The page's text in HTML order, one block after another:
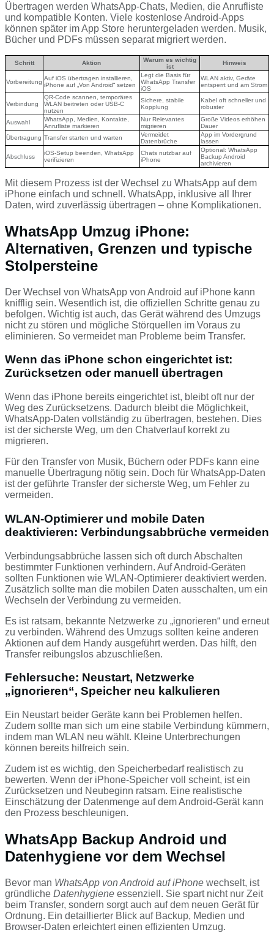
Übertragen werden WhatsApp-Chats, Medien, die Anrufliste
und kompatible Konten. Viele kostenlose Android-Apps
können später im App Store heruntergeladen werden. Musik,
Bücher und PDFs müssen separat migriert werden.
Schritt Aktion
Warum es wichtig
ist
Hinweis
Vorbereitung
Auf iOS übertragen installieren,
iPhone auf „Von Android“ setzen
Legt die Basis für
WhatsApp Transfer
iOS
WLAN aktiv, Geräte
entsperrt und am Strom
Verbindung
QR-Code scannen, temporäres
WLAN beitreten oder USB‑C
nutzen
Sichere, stabile
Kopplung
Kabel oft schneller und
robuster
Auswahl
WhatsApp, Medien, Kontakte,
Anrufliste markieren
Nur Relevantes
migrieren
Große Videos erhöhen
Dauer
Übertragung Transfer starten und warten
Vermeidet
Datenbrüche
App im Vordergrund
lassen
Abschluss
iOS-Setup beenden, WhatsApp
verifizieren
Chats nutzbar auf
iPhone
Optional: WhatsApp
Backup Android
archivieren
Mit diesem Prozess ist der Wechsel zu WhatsApp auf dem
iPhone einfach und schnell. WhatsApp, inklusive all Ihrer
Daten, wird zuverlässig übertragen – ohne Komplikationen.
WhatsApp Umzug iPhone:
Alternativen, Grenzen und typische
Stolpersteine
Der Wechsel von WhatsApp von Android auf iPhone kann
knifflig sein. Wesentlich ist, die offiziellen Schritte genau zu
befolgen. Wichtig ist auch, das Gerät während des Umzugs
nicht zu stören und mögliche Störquellen im Voraus zu
eliminieren. So vermeidet man Probleme beim Transfer.
Wenn das iPhone schon eingerichtet ist:
Zurücksetzen oder manuell übertragen
Wenn das iPhone bereits eingerichtet ist, bleibt oft nur der
Weg des Zurücksetzens. Dadurch bleibt die Möglichkeit,
WhatsApp-Daten vollständig zu übertragen, bestehen. Dies
ist der sicherste Weg, um den Chatverlauf korrekt zu
migrieren.
Für den Transfer von Musik, Büchern oder PDFs kann eine
manuelle Übertragung nötig sein. Doch für WhatsApp-Daten
ist der geführte Transfer der sicherste Weg, um Fehler zu
vermeiden.
WLAN-Optimierer und mobile Daten
deaktivieren: Verbindungsabbrüche vermeiden
Verbindungsabbrüche lassen sich oft durch Abschalten
bestimmter Funktionen verhindern. Auf Android-Geräten
sollten Funktionen wie WLAN-Optimierer deaktiviert werden.
Zusätzlich sollte man die mobilen Daten ausschalten, um ein
Wechseln der Verbindung zu vermeiden.
Es ist ratsam, bekannte Netzwerke zu „ignorieren“ und erneut
zu verbinden. Während des Umzugs sollten keine anderen
Aktionen auf dem Handy ausgeführt werden. Das hilft, den
Transfer reibungslos abzuschließen.
Fehlersuche: Neustart, Netzwerke
„ignorieren“, Speicher neu kalkulieren
Ein Neustart beider Geräte kann bei Problemen helfen.
Zudem sollte man sich um eine stabile Verbindung kümmern,
indem man WLAN neu wählt. Kleine Unterbrechungen
können bereits hilfreich sein.
Zudem ist es wichtig, den Speicherbedarf realistisch zu
bewerten. Wenn der iPhone-Speicher voll scheint, ist ein
Zurücksetzen und Neubeginn ratsam. Eine realistische
Einschätzung der Datenmenge auf dem Android-Gerät kann
den Prozess beschleunigen.
WhatsApp Backup Android und
Datenhygiene vor dem Wechsel
Bevor man WhatsApp von Android auf iPhone wechselt, ist
gründliche Datenhygiene essenziell. Sie spart nicht nur Zeit
beim Transfer, sondern sorgt auch auf dem neuen Gerät für
Ordnung. Ein detaillierter Blick auf Backup, Medien und
Browser-Daten erleichtert einen effizienten Umzug.